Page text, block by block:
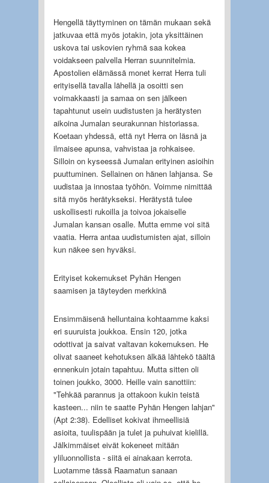
Hengellä täyttyminen on tämän mukaan sekä
jatkuvaa että myös jotakin, jota yksittäinen
uskova tai uskovien ryhmä saa kokea
voidakseen palvella Herran suunnitelmia.
Apostolien elämässä monet kerrat Herra tuli
erityisellä tavalla lähellä ja osoitti sen
voimakkaasti ja samaa on sen jälkeen
tapahtunut usein uudistusten ja herätysten
aikoina Jumalan seurakunnan historiassa.
Koetaan yhdessä, että nyt Herra on läsnä ja
ilmaisee apunsa, vahvistaa ja rohkaisee.
Silloin on kyseessä Jumalan erityinen asioihin
puuttuminen. Sellainen on hänen lahjansa. Se
uudistaa ja innostaa työhön. Voimme nimittää
sitä myös herätykseksi. Herätystä tulee
uskollisesti rukoilla ja toivoa jokaiselle
Jumalan kansan osalle. Mutta emme voi sitä
vaatia. Herra antaa uudistumisten ajat, silloin
kun näkee sen hyväksi.
Erityiset kokemukset Pyhän Hengen
saamisen ja täyteyden merkkinä
Ensimmäisenä helluntaina kohtaamme kaksi
eri suuruista joukkoa. Ensin 120, jotka
odottivat ja saivat valtavan kokemuksen. He
olivat saaneet kehotuksen älkää lähtekö täältä
ennenkuin jotain tapahtuu. Mutta sitten oli
toinen joukko, 3000. Heille vain sanottiin:
"Tehkää parannus ja ottakoon kukin teistä
kasteen... niin te saatte Pyhän Hengen lahjan"
(Apt 2:38). Edelliset kokivat ihmeellisiä
asioita, tuulispään ja tulet ja puhuivat kielillä.
Jälkimmäiset eivät kokeneet mitään
yliluonnollista - siitä ei ainakaan kerrota.
Luotamme tässä Raamatun sanaan